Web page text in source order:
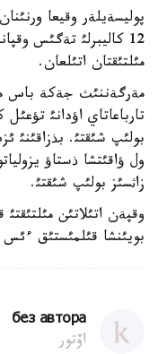
پوليسةيلةر وقيعا
12 كاليبرلئ تةگئس
مئلتئقتان اتئلعان.
مةرگةننئث جةكة باس
بولئپ شئقتئ. بذزاقئنئ
ول ؤاقئتشا ذستاؤ
زاثسئز بولئپ شئقتئ.
وقپةن اتئلاتئن
بويئنشا قئلمئستئق
без автора
اۆتور